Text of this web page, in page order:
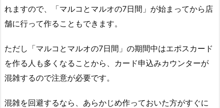
れますので、「マルコとマルオの7日間」が始まってから店
舗に行って作ることもできます。
ただし「マルコとマルオの7日間」の期間中はエポスカード
を作る人も多くなることから、カード申込みカウンターが
混雑するので注意が必要です。
混雑を回避するなら、あらかじめ作っておいた方がすぐに